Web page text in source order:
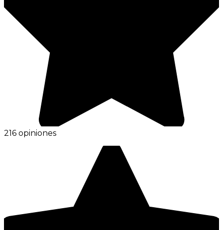
216 opiniones